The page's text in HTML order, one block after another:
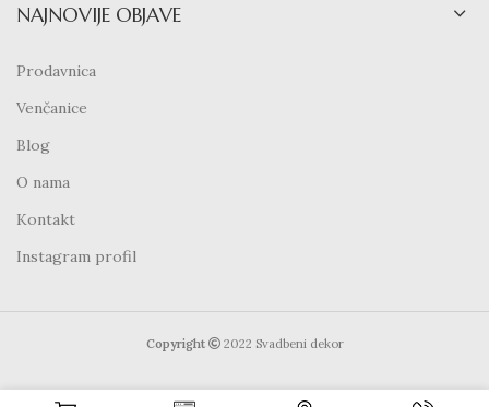
NAJNOVIJE OBJAVE
Prodavnica
Venčanice
Blog
O nama
Kontakt
Instagram profil
Copyright 2022 Svadbeni dekor